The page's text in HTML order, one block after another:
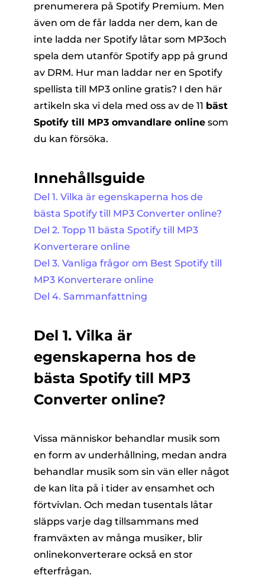
prenumerera på Spotify Premium. Men
även om de får ladda ner dem, kan de
inte ladda ner Spotify låtar som MP3och
spela dem utanför Spotify app på grund
av DRM. Hur man laddar ner en Spotify
spellista till MP3 online gratis? I den här
artikeln ska vi dela med oss ​​av de 11 bäst
Spotify till MP3 omvandlare onlinesom
du kan försöka.
Innehållsguide
Del 1. Vilka är egenskaperna hos de
bästa Spotify till MP3 Converter online?
Del 2. Topp 11 bästa Spotify till MP3
Konverterare online
Del 3. Vanliga frågor om Best Spotify till
MP3 Konverterare online
Del 4. Sammanfattning
Del 1. Vilka är
egenskaperna hos de
bästa Spotify till MP3
Converter online?
Vissa människor behandlar musik som
en form av underhållning, medan andra
behandlar musik som sin vän eller något
de kan lita på i tider av ensamhet och
förtvivlan. Och medan tusentals låtar
släpps varje dag tillsammans med
framväxten av många musiker, blir
onlinekonverterare också en stor
efterfrågan.